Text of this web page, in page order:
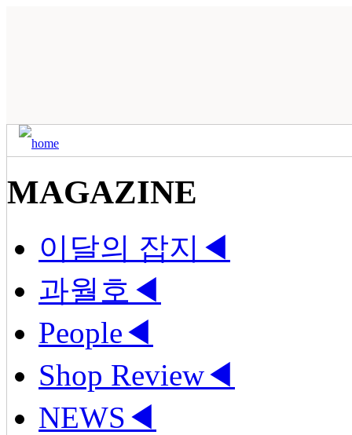
MAGAZINE
이달의 잡지 ◀
과월호 ◀
People◀
Shop Review◀
NEWS ◀